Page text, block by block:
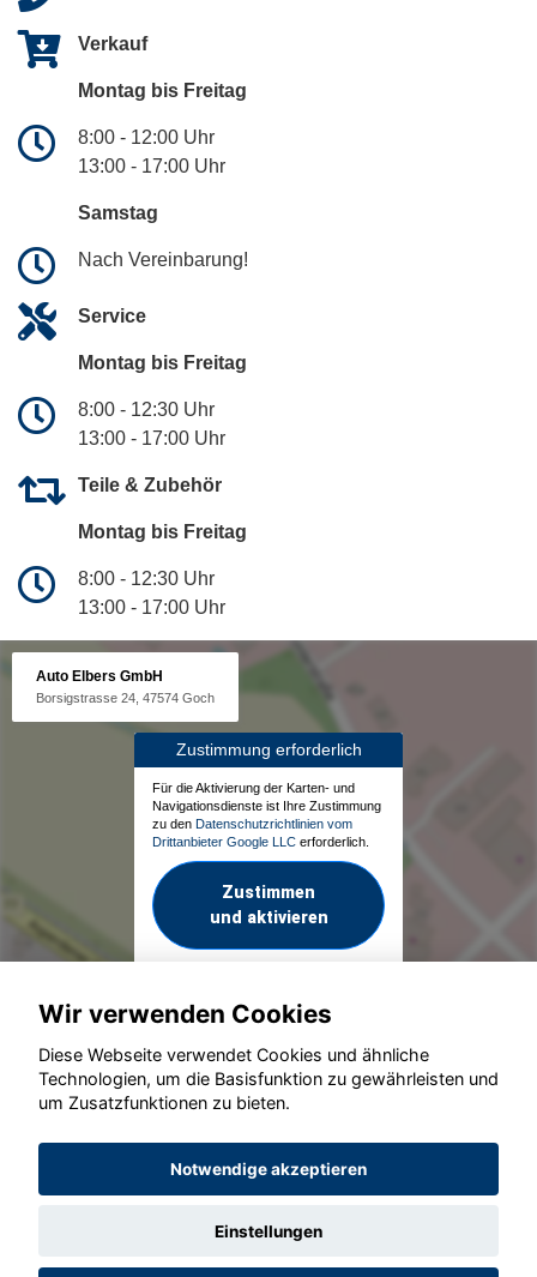
Verkauf
Montag bis Freitag
8:00 - 12:00 Uhr
13:00 - 17:00 Uhr
Samstag
Nach Vereinbarung!
Service
Montag bis Freitag
8:00 - 12:30 Uhr
13:00 - 17:00 Uhr
Teile & Zubehör
Montag bis Freitag
8:00 - 12:30 Uhr
13:00 - 17:00 Uhr
Auto Elbers GmbH
Borsigstrasse 24, 47574 Goch
Zustimmung erforderlich
Für die Aktivierung der Karten- und
Navigationsdienste ist Ihre Zustimmung
zu den Datenschutzrichtlinien vom
Drittanbieter Google LLC erforderlich.
Zustimmen
und aktivieren
© konjunkturmotor.de GmbH 2020 - 2026
Wir verwenden Cookies
Diese Webseite verwendet Cookies und ähnliche
Technologien, um die Basisfunktion zu gewährleisten und
um Zusatzfunktionen zu bieten.
Notwendige akzeptieren
Einstellungen